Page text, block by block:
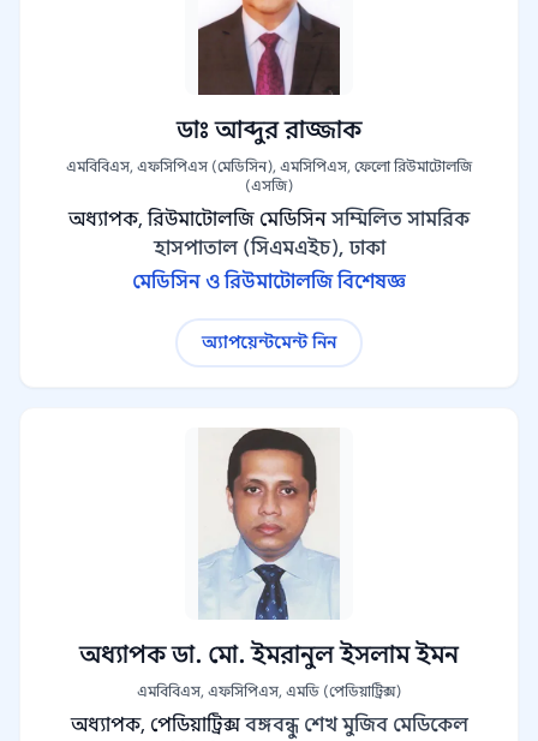
ডাঃ আব্দুর রাজ্জাক
এমবিবিএস, এফসিপিএস (মেডিসিন), এমসিপিএস, ফেলো রিউমাটোলজি
(এসজি)
অধ্যাপক, রিউমাটোলজি মেডিসিন সম্মিলিত সামরিক
হাসপাতাল (সিএমএইচ), ঢাকা
মেডিসিন ও রিউমাটোলজি বিশেষজ্ঞ
অ্যাপয়েন্টমেন্ট নিন
অধ্যাপক ডা. মো. ইমরানুল ইসলাম ইমন
এমবিবিএস, এফসিপিএস, এমডি (পেডিয়াট্রিক্স)
অধ্যাপক, পেডিয়াট্রিক্স বঙ্গবন্ধু শেখ মুজিব মেডিকেল